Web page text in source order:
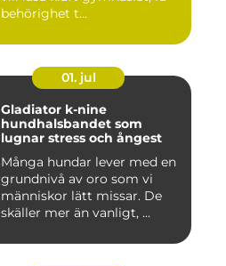
behörighet t...
01. jul
Gladiator k-nine
hundhalsbandet som
lugnar stress och ångest
Många hundar lever med en
grundnivå av oro som vi
människor lätt missar. De
skäller mer än vanligt, ...